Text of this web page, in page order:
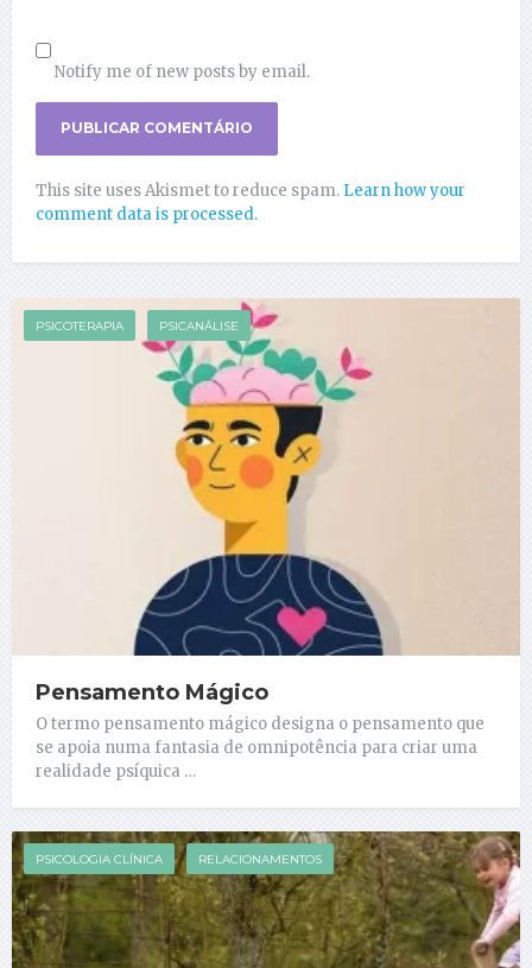
Notify me of new posts by email.
This site uses Akismet to reduce spam. Learn how your
comment data is processed.
PSICOTERAPIA PSICANÁLISE
Pensamento Mágico
O termo pensamento mágico designa o pensamento que
se apoia numa fantasia de omnipotência para criar uma
realidade psíquica …
PSICOLOGIA CLÍNICA RELACIONAMENTOS